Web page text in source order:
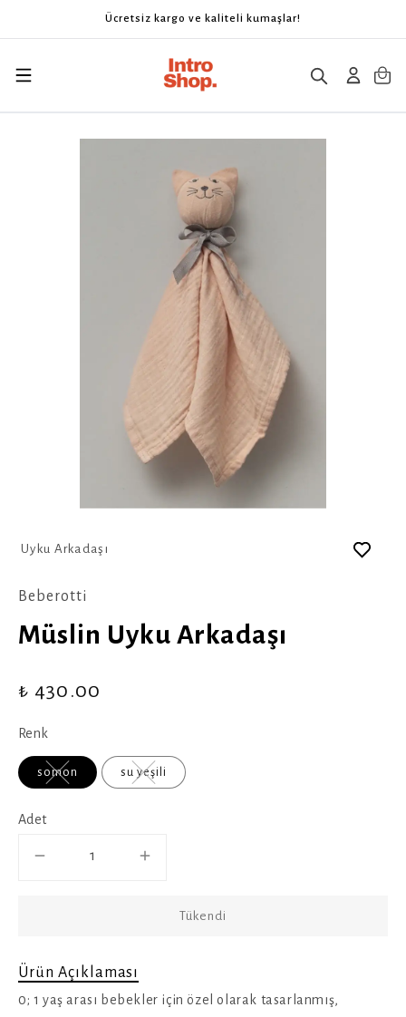
Ücretsiz kargo ve kaliteli kumaşlar!
Uyku Arkadaşı
Beberotti
Müslin Uyku Arkadaşı
₺ 430.00
Renk
somon su yeşili
Adet
Tükendi
Ürün Açıklaması
0; 1 yaş arası bebekler için özel olarak tasarlanmış,